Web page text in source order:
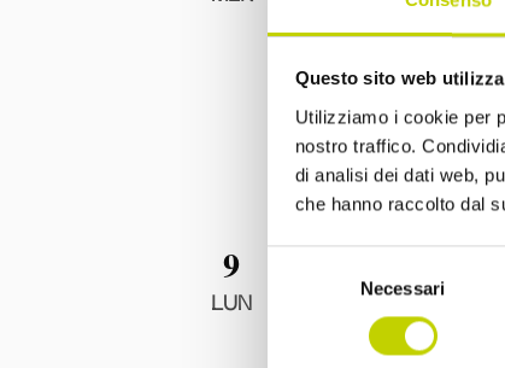
Questo sito web
Utilizziamo i cookie per
nostro traffico.
di analisi dei dati web,
che hanno raccolto dal
Necessari
attraverso la
ANDREA GALLICE
10:00 Liceo
9
LUN CICLO
L’industria